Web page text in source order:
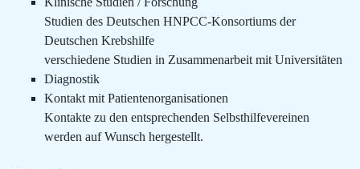
Studien des Deutschen HNPCC-Konsortiums der
Deutschen Krebshilfe
verschiedene Studien in Zusammenarbeit mit Universitäten
Diagnostik
Kontakt mit Patientenorganisationen
Kontakte zu den entsprechenden Selbsthilfevereinen
werden auf Wunsch hergestellt.